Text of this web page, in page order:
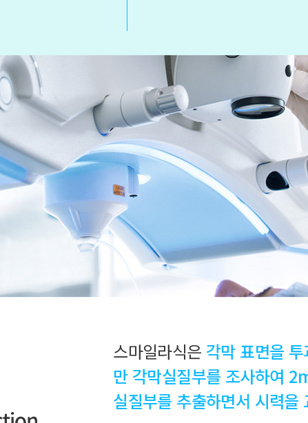
스마일라식은 각막 표면을
만 각막실질부를 조사하여
실질부를 추출하면서 시력을